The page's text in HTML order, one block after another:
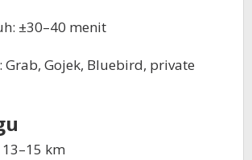
±30–40 menit
Gojek, Bluebird, private
km